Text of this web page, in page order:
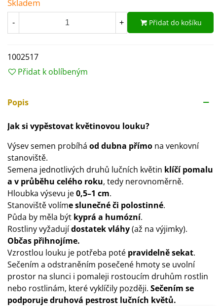
Skladem
- + Přidat do košíku
1002517
Přidat k oblíbeným
Popis
Jak si vypěstovat květinovou louku?
Výsev semen probíhá od dubna přímo na venkovní
stanoviště.
Semena jednotlivých druhů lučních květin klíčí pomalu
a v průběhu celého roku, tedy nerovnoměrně.
Hloubka výsevu je0,5–1 cm.
Stanoviště volíme slunečné či polostinné.
Půda by měla být kyprá a humózní.
Rostliny vyžadujídostatek vláhy(až na výjimky).
Občas přihnojíme.
Vzrostlou louku je potřeba poté pravidelně sekat.
Sečením a odstraněním posečené hmoty se uvolní
prostor na slunci i pomaleji rostoucím druhům rostlin
nebo rostlinám, které vyklíčily později. Sečením se
podporuje druhová pestrost lučních květů.